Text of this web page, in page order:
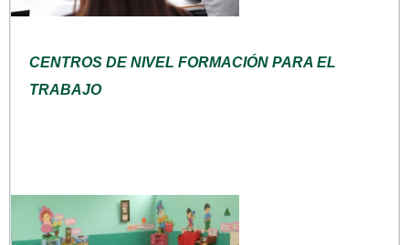
CENTROS DE NIVEL FORMACIÓN PARA EL
TRABAJO